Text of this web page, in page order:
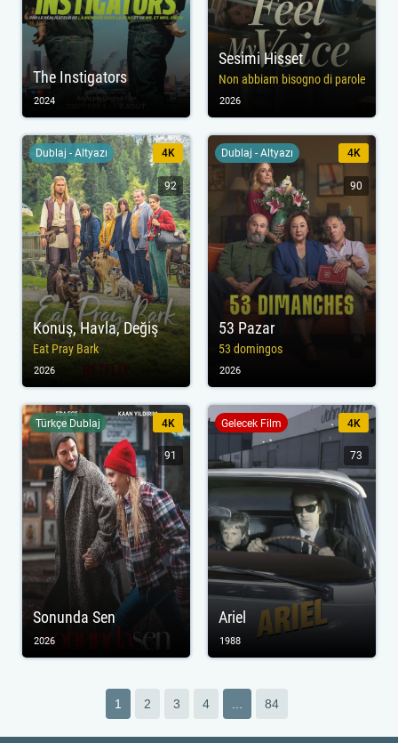
The Instigators
2024
Sesimi Hisset
Non abbiam bisogno di parole
2026
Konuş, Havla, Değiş
Eat Pray Bark
Dublaj - Altyazı 4K
92
2026
53 Pazar
53 domingos
Dublaj - Altyazı 4K
90
2026
Sonunda Sen
Türkçe Dublaj 4K
91
2026
Ariel
Gelecek Film 4K
73
1988
1 2 3 4 84